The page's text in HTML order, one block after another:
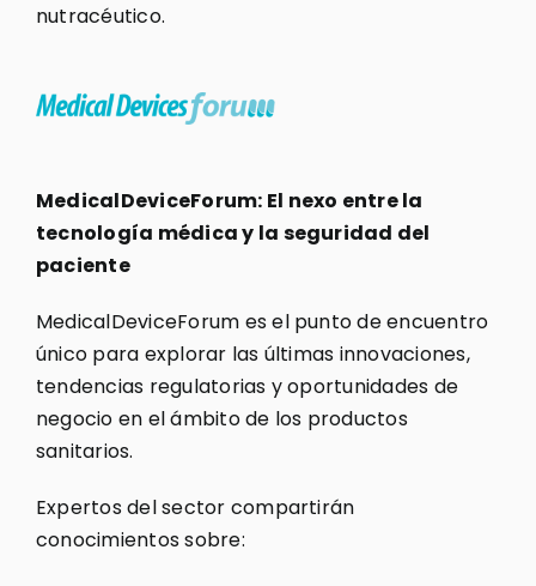
nutracéutico.
MedicalDeviceForum: El nexo entre la
tecnología médica y la seguridad del
paciente
MedicalDeviceForum es el punto de encuentro
único para explorar las últimas innovaciones,
tendencias regulatorias y oportunidades de
negocio en el ámbito de los productos
sanitarios.
Expertos del sector compartirán
conocimientos sobre: